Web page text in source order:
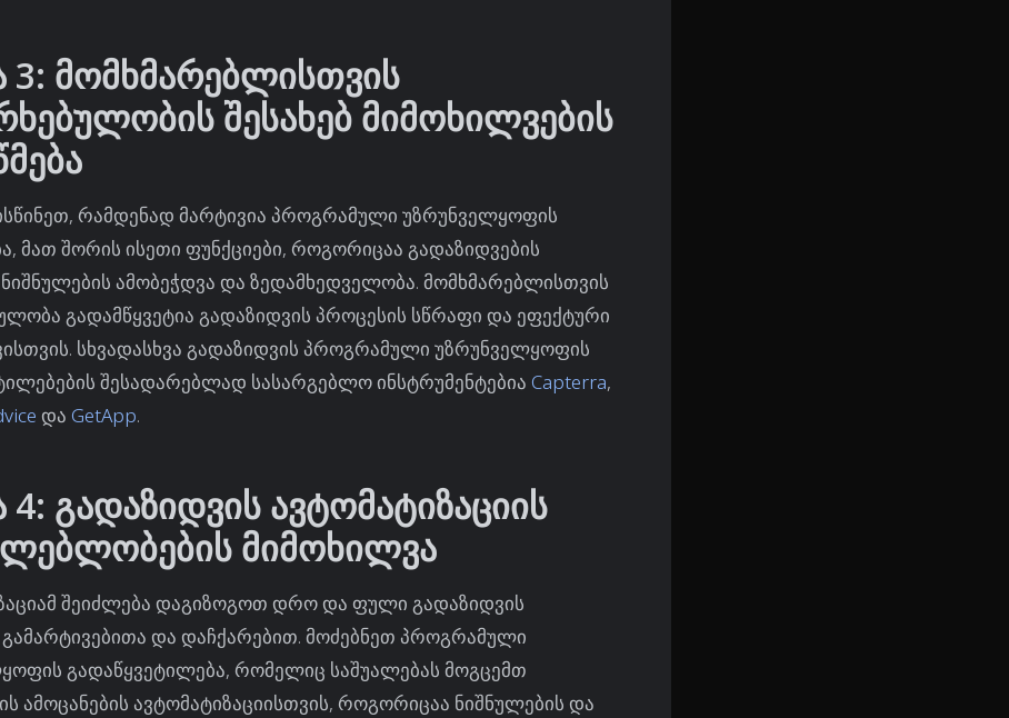
3: მომხმარებლისთვის
შესახებ მიმოხილვების
რამდენად მარტივია პროგრამული უზრუნველყოფის
მათ შორის ისეთი ფუნქციები, როგორიცაა გადაზიდვების
ნიშნულების ამობეჭდვა და ზედამხედველობა. მომხმარებლისთვის
გადამწყვეტია გადაზიდვის პროცესის სწრაფი და ეფექტური
სხვადასხვა გადაზიდვის პროგრამული უზრუნველყოფის
შესადარებლად სასარგებლო ინსტრუმენტებია Capterra,
და GetApp.
4: გადაზიდვის ავტომატიზაციის
მიმოხილვა
შეიძლება დაგიზოგოთ დრო და ფული გადაზიდვის
და დაჩქარებით. მოძებნეთ პროგრამული
გადაწყვეტილება, რომელიც საშუალებას მოგცემთ
ამოცანების ავტომატიზაციისთვის, როგორიცაა ნიშნულების და